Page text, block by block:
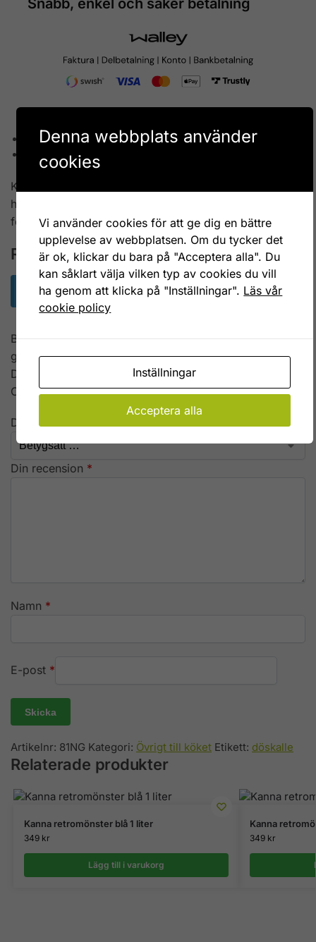
Beskrivning
Recensioner 0
Kapsylöppnare i form av en döskalle i vitt gjutjärn,
höjd 6 cm. Avser 1 st kapsylöppnare, bilden visar flera
för en bättre överblick.
Recensioner
Det finns inga recensioner än.
Bli först med att recensera ”Kapsylöppnare döskalle i
gjutjärn”
Din e-postadress kommer inte publiceras.
Obligatoriska fält är märkta*
Ditt betyg
Din recension *
Namn *
E-post *
Artikelnr: 81NG Kategori: Övrigt till köket Etikett: döskalle
Relaterade produkter
Kanna retromönster blå 1 liter
349 kr
Lägg till i varukorg
Kanna
349 kr
Denna webbplats använder
cookies
Vi använder cookies för att ge dig en bättre
upplevelse av webbplatsen. Om du tycker det
är ok, klickar du bara på "Acceptera alla". Du
kan såklart välja vilken typ av cookies du vill
ha genom att klicka på "Inställningar". Läs vår
cookie policy
Inställningar
Acceptera alla